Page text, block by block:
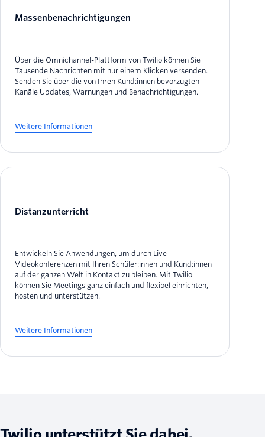
Massenbenachrichtigungen
Über die Omnichannel-Plattform von Twilio können Sie
Tausende Nachrichten mit nur einem Klicken versenden.
Senden Sie über die von Ihren Kund:innen bevorzugten
Kanäle Updates, Warnungen und Benachrichtigungen.
Weitere Informationen
Distanzunterricht
Entwickeln Sie Anwendungen, um durch Live-
Videokonferenzen mit Ihren Schüler:innen und Kund:innen
auf der ganzen Welt in Kontakt zu bleiben. Mit Twilio
können Sie Meetings ganz einfach und flexibel einrichten,
hosten und unterstützen.
Weitere Informationen